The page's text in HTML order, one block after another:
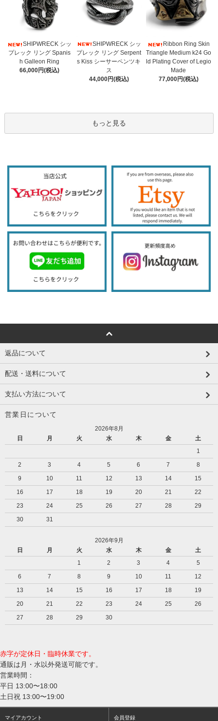
SHIPWRECK シッ
プレック リング Spanis
h Galleon Ring
66,000円(税込)
SHIPWRECK シッ
プレック リング Serpent
s Kiss シーサーペンツキ
ス
44,000円(税込)
Ribbon Ring Skin
Triangle Medium k24 Go
ld Plating Cover of Legio
Made
77,000円(税込)
もっと見る
返品について
配送・送料について
支払い方法について
営業日について
2026年8月
日
月 火 水 木 金
土
1
2
3 4 5 6 7
8
9
10 11 12 13 14
15
16
17 18 19 20 21
22
23
24 25 26 27 28
29
30
31
2026年9月
日
月 火 水 木 金
土
1
2 3 4
5
6
7 8 9 10 11
12
13
14 15 16 17 18
19
20
21 22 23 24 25
26
27
28 29 30
赤字が定休日・臨時休業です。
通販は月・水以外発送可能です。
営業時間：
平日 13:00〜18:00
土日祝 13:00〜19:00
マイアカウント 会員登録